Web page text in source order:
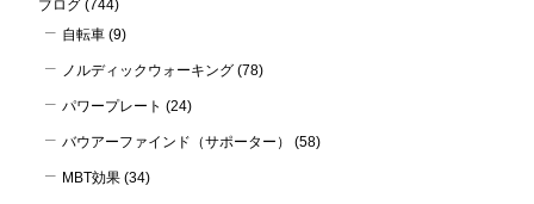
ブログ (744)
自転車 (9)
ノルディックウォーキング (78)
パワープレート (24)
バウアーファインド（サポーター） (58)
MBT効果 (34)